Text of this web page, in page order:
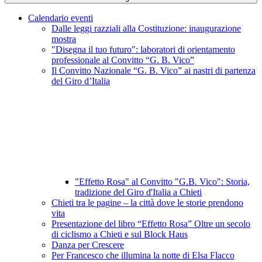
Calendario eventi
Dalle leggi razziali alla Costituzione: inaugurazione
mostra
"Disegna il tuo futuro": laboratori di orientamento
professionale al Convitto “G. B. Vico”
Il Convitto Nazionale “G. B. Vico” ai nastri di partenza
del Giro d’Italia
"Effetto Rosa" al Convitto "G.B. Vico": Storia,
tradizione del Giro d'Italia a Chieti
Chieti tra le pagine – la città dove le storie prendono
vita
Presentazione del libro “Effetto Rosa” Oltre un secolo
di ciclismo a Chieti e sul Block Haus
Danza per Crescere
Per Francesco che illumina la notte di Elsa Flacco